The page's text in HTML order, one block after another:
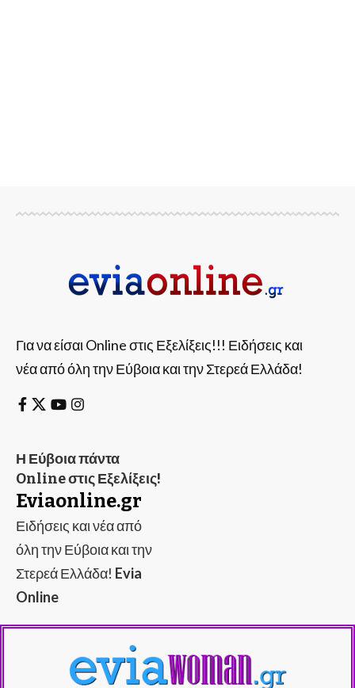
Για να είσαι Online στις Εξελίξεις!!! Ειδήσεις και
νέα από όλη την Εύβοια και την Στερεά Ελλάδα!
Η Εύβοια πάντα
Online στις Εξελίξεις!
Eviaonline.gr
Ειδήσεις και νέα από
όλη την Εύβοια και την
Στερεά Ελλάδα! Evia
Online